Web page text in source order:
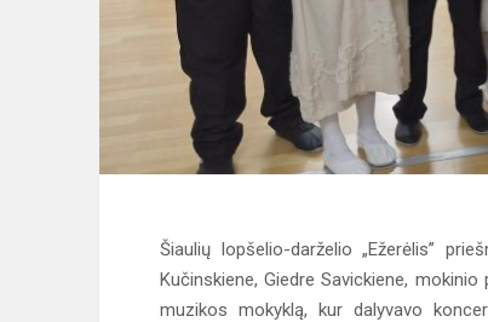
Šiaulių lopšelio-darželio „Ežerėlis”
Kučinskiene, Giedre Savickiene,
muzikos mokyklą, kur dalyvavo